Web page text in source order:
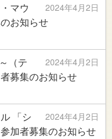
2024年4月2日
マウ
お知らせ
2024年4月2日
（テ
募集のお知らせ
2024年4月2日
「シ
加者募集のお知らせ